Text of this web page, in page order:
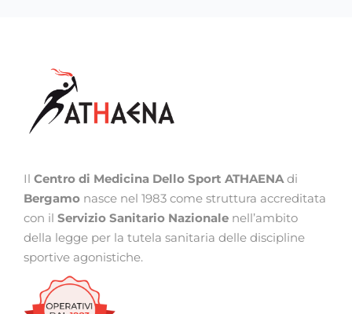
Il Centro di Medicina Dello Sport ATHAENA di
Bergamo nasce nel 1983 come struttura accreditata
con il Servizio Sanitario Nazionale nell’ambito
della legge per la tutela sanitaria delle discipline
sportive agonistiche.